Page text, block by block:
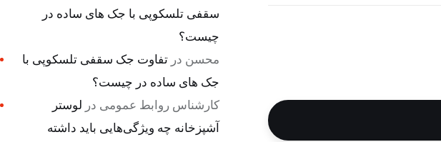
سقفی تلسکوپی با جک های ساده در
چیست؟
محسن در تفاوت جک سقفی تلسکوپی با
جک های ساده در چیست؟
کارشناس روابط عمومی در لوستر
آشپزخانه چه ویژگی‌هایی باید داشته